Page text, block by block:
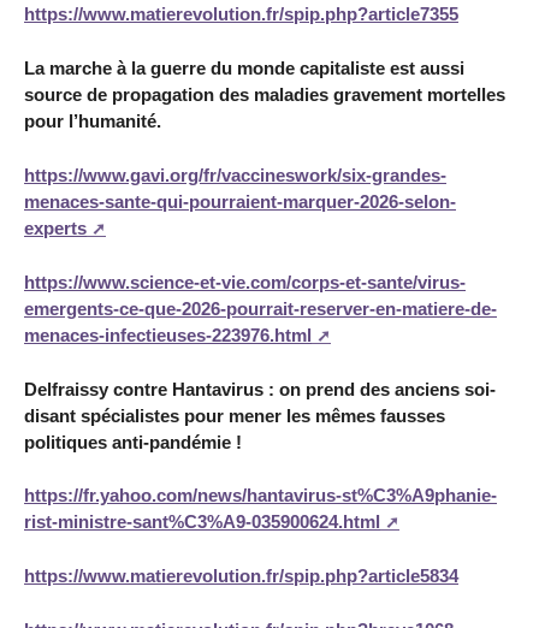
https://www.matierevolution.fr/spip.php?article7355
La marche à la guerre du monde capitaliste est aussi
source de propagation des maladies gravement mortelles
pour l’humanité.
https://www.gavi.org/fr/vaccineswork/six-grandes-
menaces-sante-qui-pourraient-marquer-2026-selon-
experts
https://www.science-et-vie.com/corps-et-sante/virus-
emergents-ce-que-2026-pourrait-reserver-en-matiere-de-
menaces-infectieuses-223976.html
Delfraissy contre Hantavirus : on prend des anciens soi-
disant spécialistes pour mener les mêmes fausses
politiques anti-pandémie !
https://fr.yahoo.com/news/hantavirus-st%C3%A9phanie-
rist-ministre-sant%C3%A9-035900624.html
https://www.matierevolution.fr/spip.php?article5834